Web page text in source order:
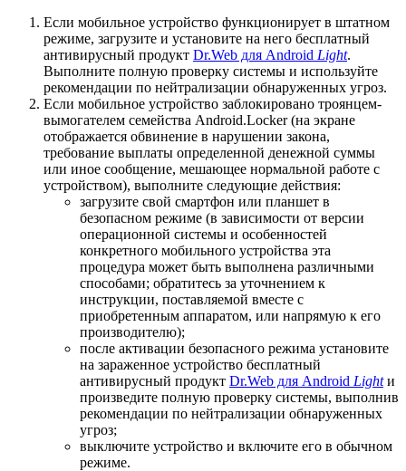
Если мобильное устройство функционирует в штатном
режиме, загрузите и установите на него бесплатный
антивирусный продукт Dr.Web для Android Light.
Выполните полную проверку системы и используйте
рекомендации по нейтрализации обнаруженных угроз.
Если мобильное устройство заблокировано троянцем-
вымогателем семейства Android.Locker (на экране
отображается обвинение в нарушении закона,
требование выплаты определенной денежной суммы
или иное сообщение, мешающее нормальной работе с
устройством), выполните следующие действия:
загрузите свой смартфон или планшет в
безопасном режиме (в зависимости от версии
операционной системы и особенностей
конкретного мобильного устройства эта
процедура может быть выполнена различными
способами; обратитесь за уточнением к
инструкции, поставляемой вместе с
приобретенным аппаратом, или напрямую к его
производителю);
после активации безопасного режима установите
на зараженное устройство бесплатный
антивирусный продукт Dr.Web для Android Lightи
произведите полную проверку системы, выполнив
рекомендации по нейтрализации обнаруженных
угроз;
выключите устройство и включите его в обычном
режиме.